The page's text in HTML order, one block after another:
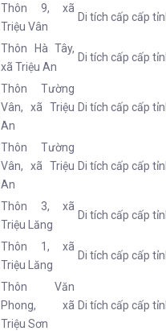
Thôn 9, xã
Triệu Vân
Di tích cấp cấp
Thôn Hà Tây,
xã Triệu An
Di tích cấp cấp
Thôn Tường
Vân, xã Triệu
An
Di tích cấp cấp
Thôn Tường
Vân, xã Triệu
An
Di tích cấp cấp
Thôn 3, xã
Triệu Lăng
Di tích cấp cấp
Thôn 1, xã
Triệu Lăng
Di tích cấp cấp
Thôn Văn
Phong, xã
Triệu Sơn
Di tích cấp cấp